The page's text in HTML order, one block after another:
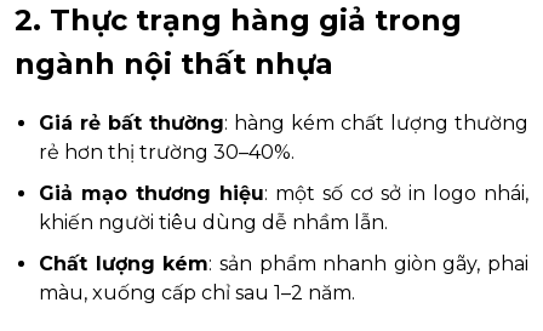
2. Thực trạng hàng giả trong
ngành nội thất nhựa
Giá rẻ bất thường: hàng kém chất lượng thường
rẻ hơn thị trường 30–40%.
Giả mạo thương hiệu: một số cơ sở in logo nhái,
khiến người tiêu dùng dễ nhầm lẫn.
Chất lượng kém: sản phẩm nhanh giòn gãy, phai
màu, xuống cấp chỉ sau 1–2 năm.